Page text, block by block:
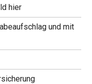
hier
und mit